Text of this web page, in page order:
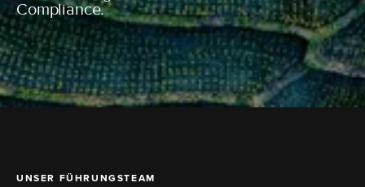
Compliance.
UNSER FÜHRUNGSTEAM